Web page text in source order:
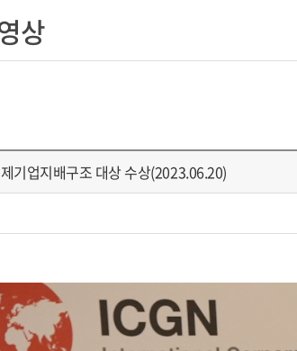
상
기업지배구조 대상 수상(2023.06.20)